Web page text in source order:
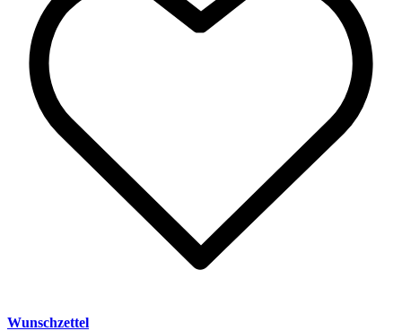
Wunschzettel